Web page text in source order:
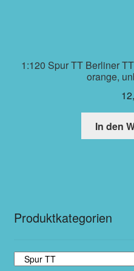
1:120 Spur TT Berliner
orange,
In den
Produktkategorien